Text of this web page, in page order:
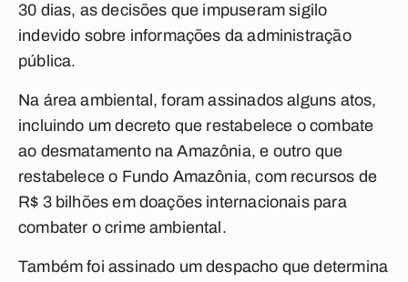
30 dias, as decisões que impuseram sigilo
indevido sobre informações da administração
pública.
Na área ambiental, foram assinados alguns atos,
incluindo um decreto que restabelece o combate
ao desmatamento na Amazônia, e outro que
restabelece o Fundo Amazônia, com recursos de
R$ 3 bilhões em doações internacionais para
combater o crime ambiental.
Também foi assinado um despacho que determina